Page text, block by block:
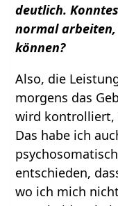
deutlich.
normal
können?
Also, die
morgens das
wird kontrolliert,
Das habe ich
entschieden,
wo ich mich